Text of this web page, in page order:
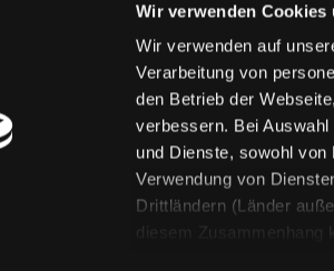
Wir verwenden Cookies
Wir verwenden auf
Verarbeitung von
den Betrieb der
verbessern. Bei
und Dienste, sowohl
Verwendung von
Drittländern (Länder
diesem
Feedback
Kontakt
Über uns
Jobs
Medienwunsch
FAQs